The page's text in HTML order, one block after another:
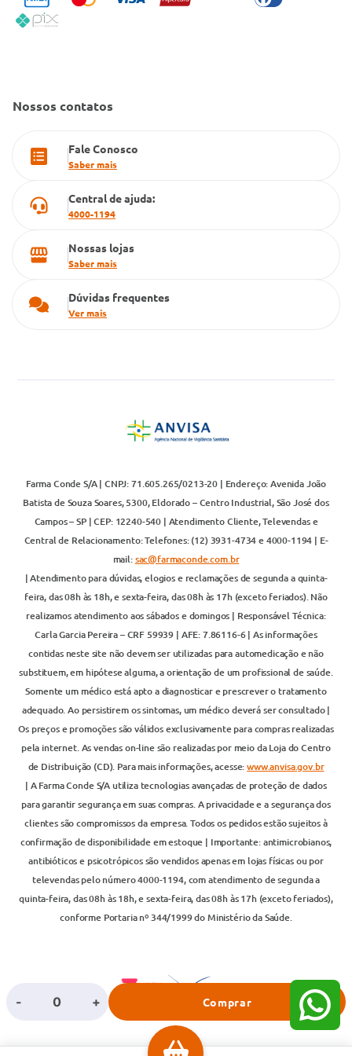
- + Comprar
Código de Conduta
Política de Reembolso
Convênio Conlife
Cartão Grupo Conde
Nossos contatos
Fale Conosco
Saber mais
Central de ajuda:
4000-1194
Nossas lojas
Saber mais
Dúvidas frequentes
Ver mais
Farma Conde S/A | CNPJ: 71.605.265/0213-20 | Endereço: Avenida João
Batista de Souza Soares, 5300, Eldorado – Centro Industrial, São José dos
Campos – SP | CEP: 12240-540 | Atendimento Cliente, Televendas e
Central de Relacionamento: Telefones: (12) 3931-4734 e 4000-1194 | E-
mail:sac@farmaconde.com.br
| Atendimento para dúvidas, elogios e reclamações de segunda a quinta-
feira, das 08h às 18h, e sexta-feira, das 08h às 17h (exceto feriados). Não
realizamos atendimento aos sábados e domingos | Responsável Técnica:
Carla Garcia Pereira – CRF 59939 | AFE: 7.86116-6 | As informações
contidas neste site não devem ser utilizadas para automedicação e não
substituem, em hipótese alguma, a orientação de um profissional de saúde.
Somente um médico está apto a diagnosticar e prescrever o tratamento
adequado. Ao persistirem os sintomas, um médico deverá ser consultado |
Os preços e promoções são válidos exclusivamente para compras realizadas
pela internet. As vendas on-line são realizadas por meio da Loja do Centro
de Distribuição (CD). Para mais informações, acesse:www.anvisa.gov.br
| A Farma Conde S/A utiliza tecnologias avançadas de proteção de dados
para garantir segurança em suas compras. A privacidade e a segurança dos
clientes são compromissos da empresa. Todos os pedidos estão sujeitos à
confirmação de disponibilidade em estoque | Importante: antimicrobianos,
antibióticos e psicotrópicos são vendidos apenas em lojas físicas ou por
televendas pelo número 4000-1194, com atendimento de segunda a
quinta-feira, das 08h às 18h, e sexta-feira, das 08h às 17h (exceto feriados),
conforme Portaria nº 344/1999 do Ministério da Saúde.